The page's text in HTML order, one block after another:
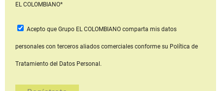
EL COLOMBIANO*
Acepto que Grupo EL COLOMBIANOcomparta mis datos
personales con terceros aliados comerciales conforme su Política de
Tratamiento del Datos Personal.